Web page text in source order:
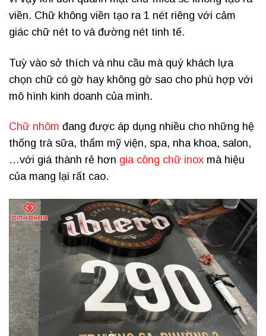
viền. Chữ không viền tạo ra 1 nét riêng với cảm
giác chữ nét to và đường nét tinh tế.
Tuỳ vào sở thích và nhu cầu mà quý khách lựa
chọn chữ có gờ hay không gờ sao cho phù hợp với
mô hình kinh doanh của mình.
Chữ nhôm đang được áp dụng nhiều cho những hệ
thống trà sữa, thẩm mỹ viện, spa, nha khoa, salon,
…với giá thành rẻ hơn gia công chữ inox mà hiệu
của mang lại rất cao.